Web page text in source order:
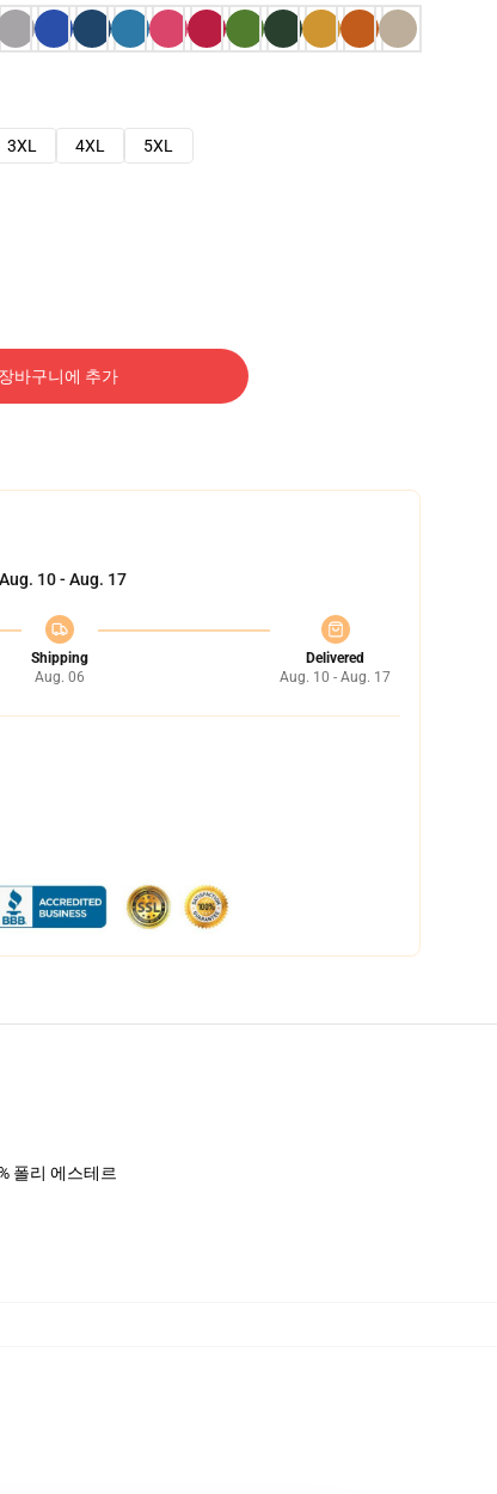
3XL 4XL
5XL
장바구니에 추가
Aug. 10 - Aug. 17
Shipping
Aug. 06
Delivered
Aug. 10 - Aug. 17
폴리 에스테르